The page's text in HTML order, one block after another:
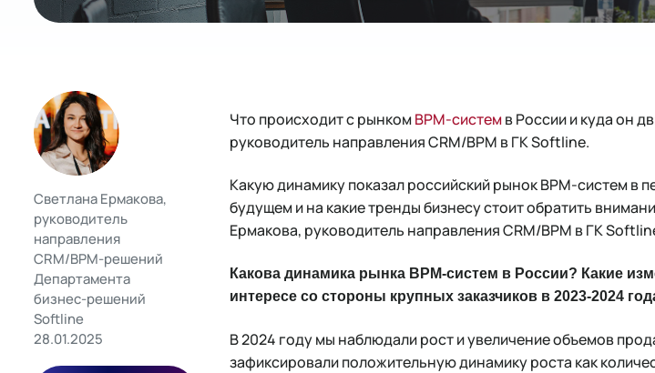
Светлана Ермакова,
руководитель
направления
CRM/BPM-решений
Департамента
бизнес-решений
Softline
28.01.2025
Что происходит с рынкомBPM-системв России и куда он
руководитель направления CRM/BPM в ГК Softline.
Какую динамику показал российский рынок BPM-систем в
будущем и на какие тренды бизнесу стоит обратить
Ермакова, руководитель направления CRM/BPM в ГК
Какова динамика рынка BPM-систем в России? Какие
интересе со стороны крупных заказчиков в 2023-2024
В 2024 году мы наблюдали рост и увеличение объемов
зафиксировали положительную динамику роста как